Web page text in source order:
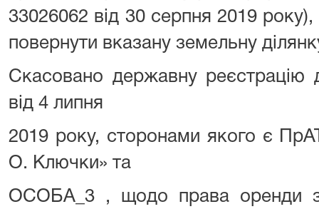
33026062 від 30 серпня 2019 року),
повернути вказану земельну
Скасовано державну реєстрацію
від 4 липня
2019 року, сторонами якого є
О. Ключки» та
ОСОБА_3 , щодо права оренди